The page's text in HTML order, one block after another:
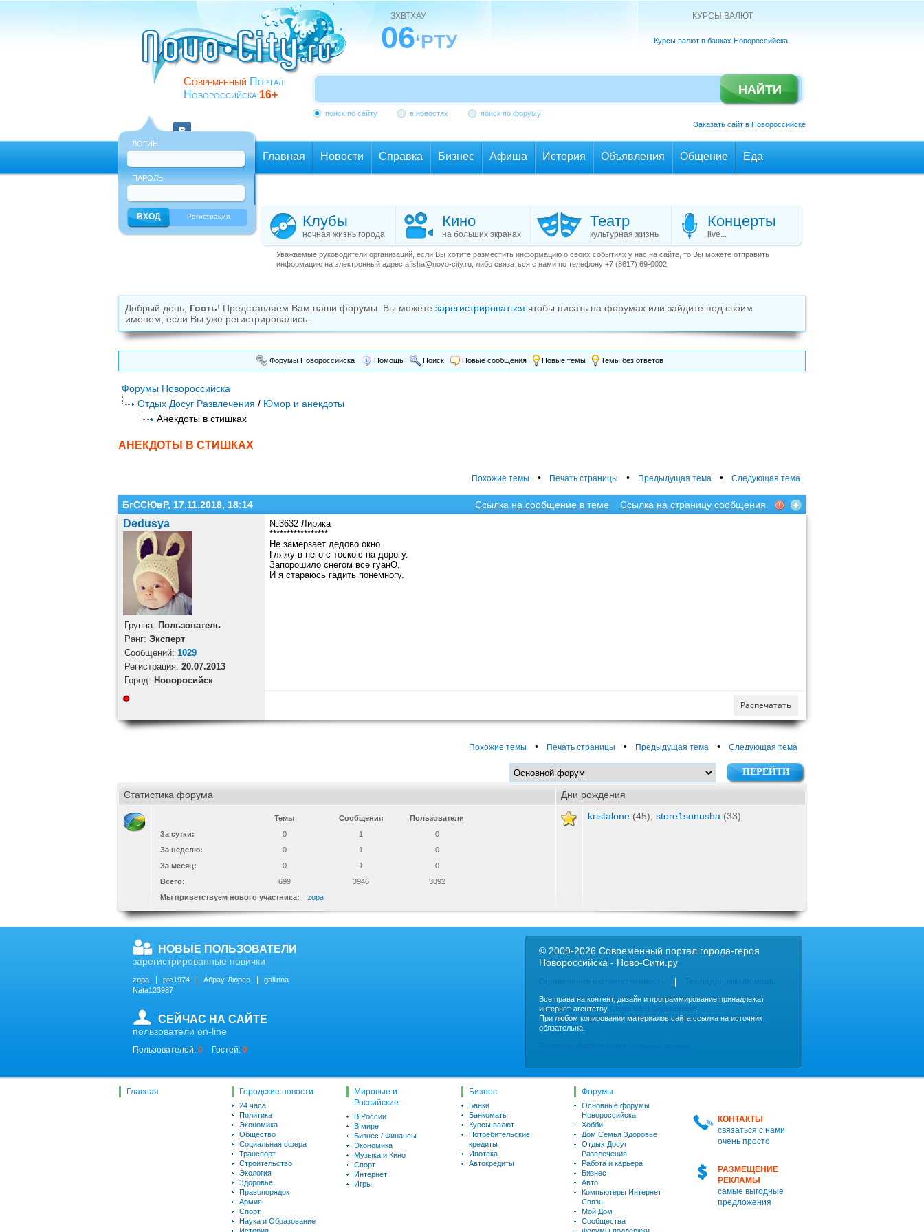
Современный Портал
Новороссийска 16+
ЗХВТХАУ
06‘РТУ
КУРСЫ ВАЛЮТ
Курсы валют в банках Новороссийска
поиск по сайту в новостях
поиск по форуму
Заказать сайт в Новороссийске
ЛОГИН
ПАРОЛЬ
Регистрация
Главная Новости Справка Бизнес Афиша История Объявления Общение Еда
Клубы
ночная жизнь города
Кино
на больших экранах
Театр
культурная жизнь
Концерты
live...
Уважаемые руководители организаций, если Вы хотите разместить информацию о своих событиях у нас на сайте, то Вы можете отправить
информацию на электронный адрес afisha@novo-city.ru, либо связаться с нами по телефону +7 (8617) 69-0002
Добрый день, Гость! Представляем Вам наши форумы. Вы можете зарегистрироваться чтобы писать на форумах или зайдите под своим
именем, если Вы уже регистрировались.
Форумы Новороссийска Помощь Поиск Новые сообщения Новые темы Темы без ответов
Форумы Новороссийска
Отдых Досуг Развлечения / Юмор и анекдоты
Анекдоты в стишках
АНЕКДОТЫ В СТИШКАХ
Похожие темы • Печать страницы • Предыдущая тема • Следующая тема
Ссылка на сообщение в теме Ссылка на страницу сообщения
БгССЮвР, 17.11.2018, 18:14
Dedusya
Группа: Пользователь
Ранг: Эксперт
Cообщений: 1029
Регистрация: 20.07.2013
Город: Новоросийск
№3632 Лирика
*****************
Не замерзает дедово окно.
Гляжу в него с тоскою на дорогу.
Запорошило снегом всё гуанО,
И я стараюсь гадить понемногу.
Распечатать
Похожие темы • Печать страницы • Предыдущая тема • Следующая тема
Статистика форума Дни рождения
Темы Сообщения
Пользователи
За сутки:
0 1
0
За неделю:
0 1
0
За месяц:
0 1
0
Всего:
699 3946
3892
Мы приветствуем нового участника:
zopa
kristalone (45), store1sonusha (33)
© 2009-2026 Современный портал города-героя
Новороссийска - Ново-Сити.ру
Все права на контент, дизайн и программирование принадлежат
интернет-агентству
При любом копировании материалов сайта ссылка на источник
обязательна.
НОВЫЕ ПОЛЬЗОВАТЕЛИ
зарегистрированные новички
zopa ptc1974 Абрау-Дюрсо
gallinna
Nata123987
СЕЙЧАС НА САЙТЕ
пользователи on-line
Пользователей: 0 Гостей: 0
КОНТАКТЫ
связаться с нами
очень просто
РАЗМЕЩЕНИЕ
РЕКЛАМЫ
самые выгодные
предложения
Главная Городские новости
24 часа
Политика
Экономика
Общество
Социальная сфера
Транспорт
Строительство
Экология
Здоровье
Правопорядок
Армия
Спорт
Наука и Образование
Мировые и
Российские
В России
В мире
Бизнес / Финансы
Экономика
Музыка и Кино
Спорт
Интернет
Игры
Бизнес
Банки
Банкоматы
Курсы валют
Потребительские
кредиты
Ипотека
Автокредиты
Форумы
Основные форумы
Новороссийска
Хобби
Дом Семья Здоровье
Отдых Досуг
Развлечения
Работа и карьера
Бизнес
Авто
Компьютеры Интернет
Связь
Мой Дом
Сообщества